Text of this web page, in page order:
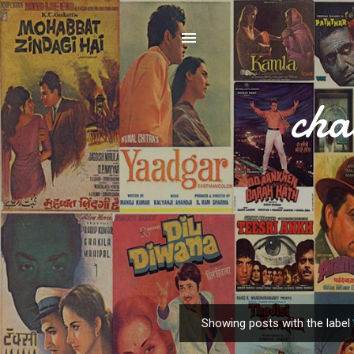
o
Showing posts with the label